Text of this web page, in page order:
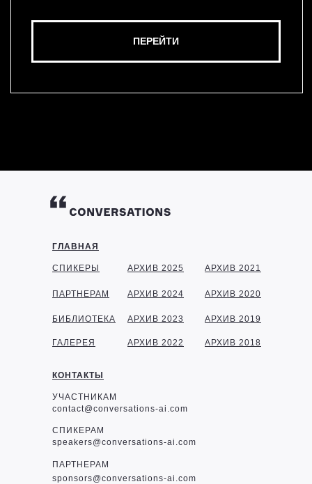
ГЛАВНАЯ
КОНТАКТЫ
СПИКЕРЫ
ПАРТНЕРАМ
БИБЛИОТЕКА
УЧАСТНИКАМ
contact@conversations-ai.com
СПИКЕРАМ
speakers@conversations-ai.com
ПАРТНЕРАМ
sponsors@conversations-ai.com
ГАЛЕРЕЯ
АРХИВ 2025
АРХИВ 2024
АРХИВ 2023
АРХИВ 2022
АРХИВ 2021
АРХИВ 2020
АРХИВ 2019
АРХИВ 2018